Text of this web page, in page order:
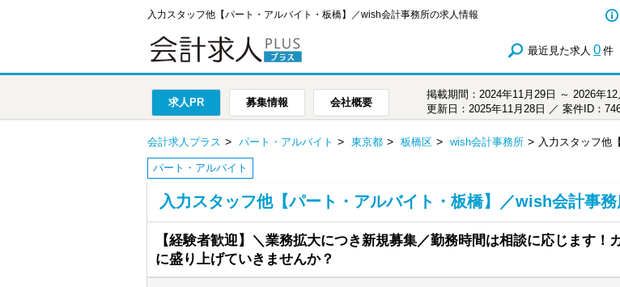
入力スタッフ他【パート・アルバイト・板橋】／wish会計事務所の求人情報
最近見た求人 0 件
求人PR 募集情報 会社概要
掲載期間：2024年11月29日 ～ 2026年12
更新日：2025年11月28日 ／ 案件ID：
会計求人プラス パート・アルバイト 東京都 板橋区 wish会計事務所 入力スタッフ他
パート・アルバイト
入力スタッフ他【パート・アルバイト・板橋】／wish会計事
【経験者歓迎】＼業務拡大につき新規募集／勤務時間は相談に応じます
に盛り上げていきませんか？